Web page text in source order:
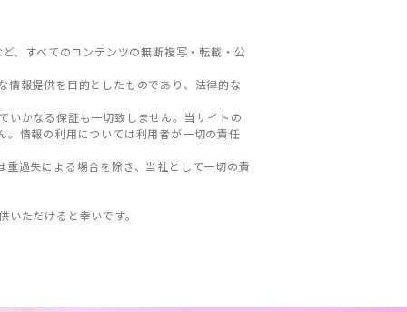
、すべてのコンテンツの無断複写・転載・公
報提供を目的としたものであり、法律的な
いかなる保証も一切致しません。当サイトの
情報の利用については利用者が一切の責任
過失による場合を除き、当社として一切の責
ただけると幸いです。